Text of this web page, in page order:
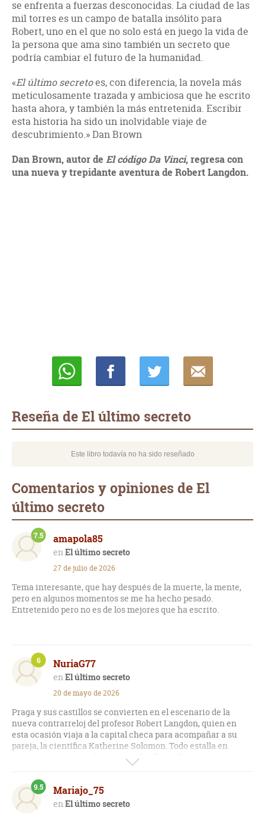
se enfrenta a fuerzas desconocidas. La ciudad de las
mil torres es un campo de batalla insólito para
Robert, uno en el que no solo está en juego la vida de
la persona que ama sino también un secreto que
podría cambiar el futuro de la humanidad.
«El último secretoes, con diferencia, la novela más
meticulosamente trazada y ambiciosa que he escrito
hasta ahora, y también la más entretenida. Escribir
esta historia ha sido un inolvidable viaje de
descubrimiento.» Dan Brown
Dan Brown, autor de El código Da Vinci, regresa con
una nueva y trepidante aventura de Robert Langdon.
Reseña de El último secreto
Este libro todavía no ha sido reseñado
Comentarios y opiniones de El
último secreto
amapola85
El último secreto
7.5
27 de julio de 2026
Tema interesante, que hay después de la muerte, la mente,
pero en algunos momentos se me ha hecho pesado.
Entretenido pero no es de los mejores que ha escrito.
NuriaG77
El último secreto
6
20 de mayo de 2026
Praga y sus castillos se convierten en el escenario de la
nueva contrarreloj del profesor Robert Langdon, quien en
esta ocasión viaja a la capital checa para acompañar a su
pareja, la científica Katherine Solomon. Todo estalla en
apenas veinticuatro horas cuando ella se dispone a dar una
conferencia sobre un manuscrito que promete demostrar la
inmortalidad de la conciencia humana. Un brutal asesinato
interrumpe el evento, el documento es borrado mediante un
hackeo masivo de la CIA y Katherine desaparece, obligando a
Mariajo_75
El último secreto
9.5